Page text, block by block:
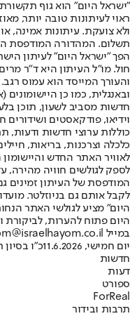
"ישראל היום" הוא גוף
ראוי לעיתונות טובה יותר,
ולא צועקת. עיתונות אמינה,
הפך "ישראל היום" לעיתון
חול. מו"ל העיתון היא ד"ר
והעורך המייסד הוא עמוס
חדשות מסביב לשעון, תוכן
וידיאו, פודקאסטים
כוללות ערוצי חדשות ודעות,
לאוויר האתר החדש
לספק לגולשים חוויה מהירה,
המודפסת של העיתון זמינים
לקבל אותם גם בניוזלטר.
היום" מציע לגולשי האתר
היום פתוח להערות, לביקורת
במייל hayom@israelhayom.co.il.
יום חמישי, 11.6.2026
כ"ו בסיון
חדשות
דעות
ספורט
ForReal
תרבות ובידור